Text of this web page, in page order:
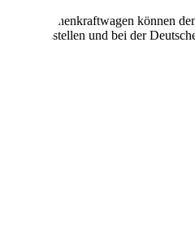
Personenkraftwagen können
und bei der